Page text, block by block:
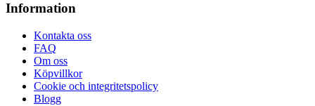
Information
Kontakta oss
FAQ
Om oss
Köpvillkor
Cookie och integritetspolicy
Blogg